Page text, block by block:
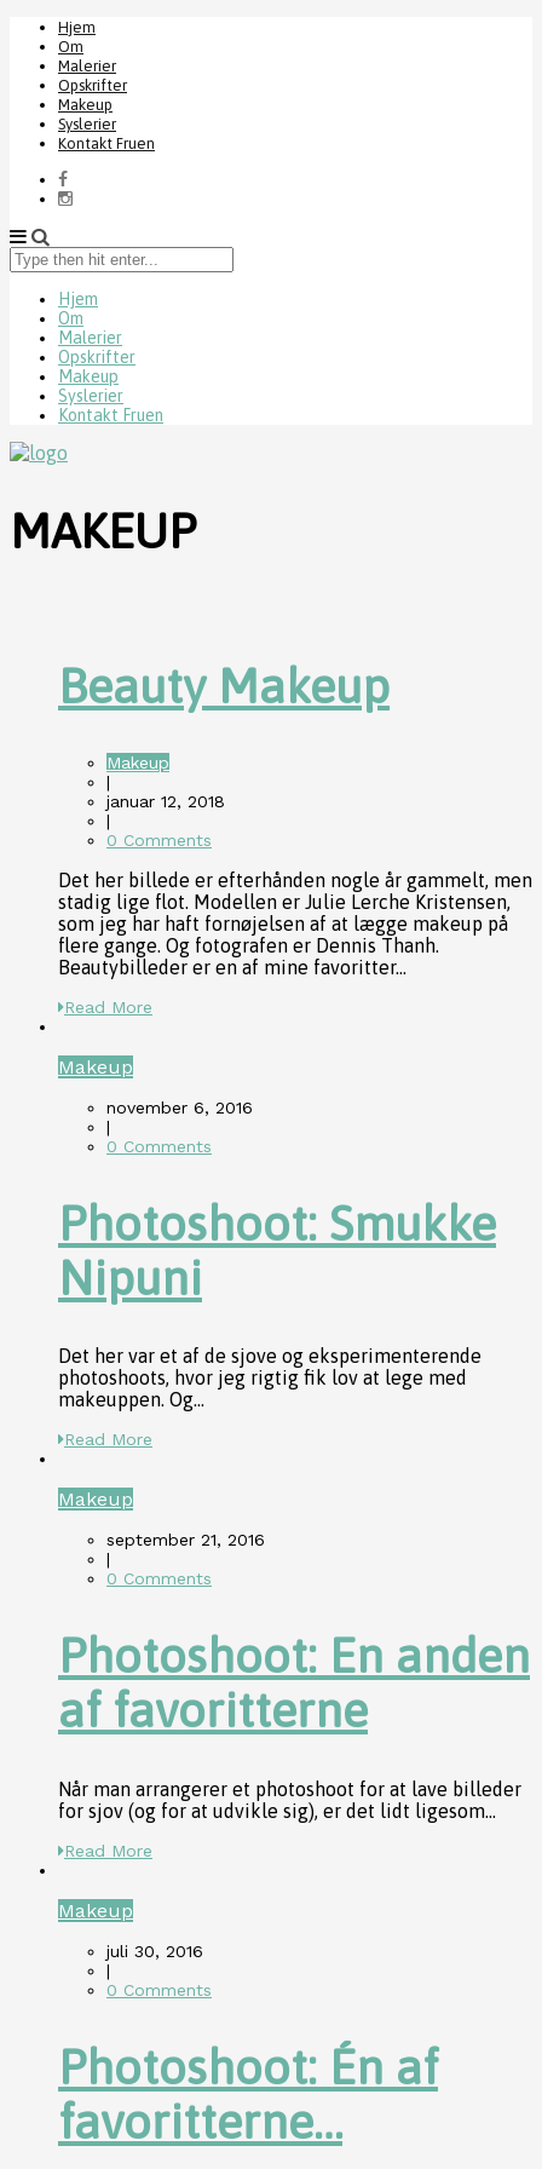
Hjem
Om
Malerier
Opskrifter
Makeup
Syslerier
Kontakt Fruen
Type
then
enter...
Hjem
Om
Malerier
Opskrifter
Makeup
Syslerier
Kontakt Fruen
MAKEUP
Beauty Makeup
Makeup
|
januar 12, 2018
|
0 Comments
Det her billede er efterhånden nogle år gammelt, men
stadig lige flot. Modellen er Julie Lerche Kristensen,
som jeg har haft fornøjelsen af at lægge makeup på
flere gange. Og fotografen er Dennis Thanh.
Beautybilleder er en af mine favoritter...
Read More
Makeup
november 6, 2016
|
0 Comments
Photoshoot: Smukke
Nipuni
Det her var et af de sjove og eksperimenterende
photoshoots, hvor jeg rigtig fik lov at lege med
makeuppen. Og...
Read More
Makeup
september 21, 2016
|
0 Comments
Photoshoot: En anden
af favoritterne
Når man arrangerer et photoshoot for at lave billeder
for sjov (og for at udvikle sig), er det lidt ligesom...
Read More
Makeup
juli 30, 2016
|
0 Comments
Photoshoot: Én af
favoritterne…